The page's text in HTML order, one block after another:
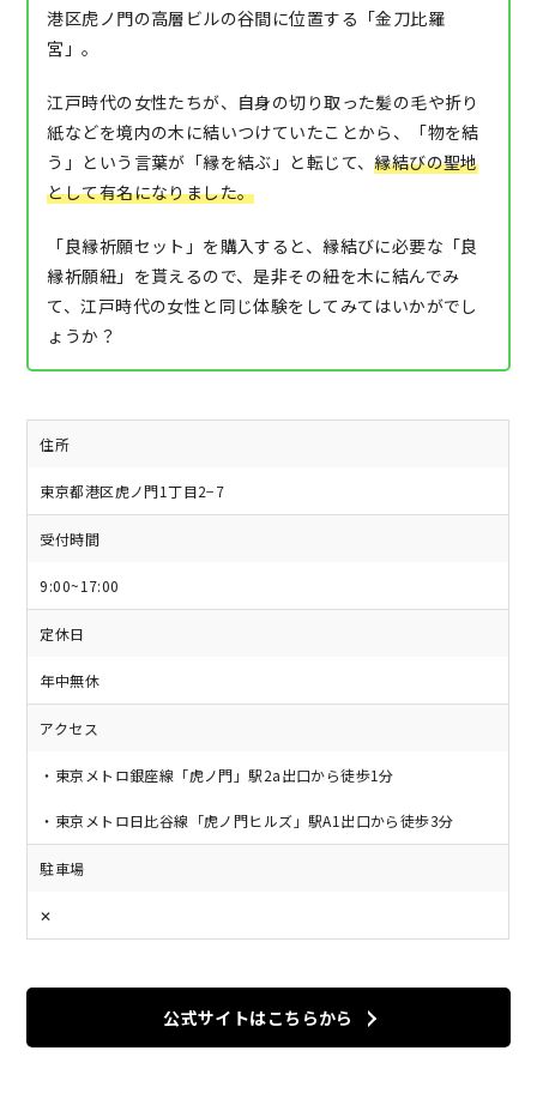
港区虎ノ門の高層ビルの谷間に位置する「金刀比羅
宮」。
江戸時代の女性たちが、自身の切り取った髪の毛や折り
紙などを境内の木に結いつけていたことから、「物を結
う」という言葉が「縁を結ぶ」と転じて、縁結びの聖地
として有名になりました。
「良縁祈願セット」を購入すると、縁結びに必要な「良
縁祈願紐」を貰えるので、是非その紐を木に結んでみ
て、江戸時代の女性と同じ体験をしてみてはいかがでし
ょうか？
住所
東京都港区虎ノ門1丁目2−7
受付時間
9:00~17:00
定休日
年中無休
アクセス
・東京メトロ銀座線「虎ノ門」駅2a出口から徒歩1分
・東京メトロ日比谷線「虎ノ門ヒルズ」駅A1出口から徒歩3分
駐車場
✕
公式サイトはこちらから